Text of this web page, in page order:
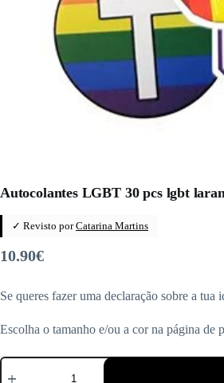
Autocolantes LGBT 30 pcs lgbt
✓ Revisto porCatarina Martins
10.90€
Se queres fazer uma declaração sobre a
Escolha o tamanho e/ou a cor na página de
Quantidade
de